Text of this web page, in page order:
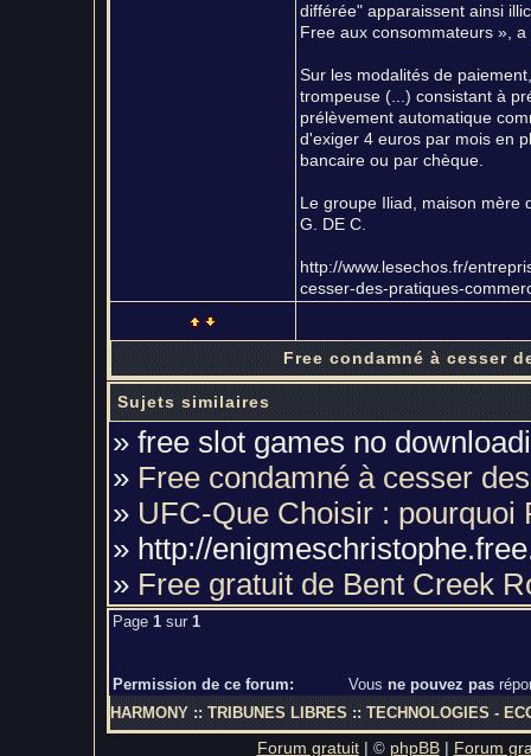
différée" apparaissent ainsi
Free aux consommateurs »,
Sur les modalités de
trompeuse (...) consistant à
prélèvement automatique
d'exiger 4 euros par mois en
bancaire ou par chèque.
Le groupe Iliad, maison mère
G. DE C.
http://www.lesechos.fr/
cesser-des-pratiques-
Free condamné à cesser
Sujets similaires
» free slot games no
» Free condamné à cesser
» UFC-Que Choisir : pourquoi
» http://
» Free gratuit de Bent Creek
Page 1 sur 1
Permission de ce forum: Vous ne pouvez pas
HARMONY::TRIBUNES LIBRES::TECHNOLOGIES -
Forum gratuit| © phpBB| Forum